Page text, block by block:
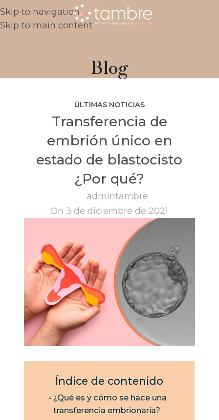
Skip to navigation
Skip to main content
Blog
ÚLTIMAS NOTICIAS
Transferencia de
embrión único en
estado de blastocisto
¿Por qué?
admintambre
On 3 de diciembre de 2021
Índice de contenido
¿Qué es y cómo se hace una
transferencia embrionaria?